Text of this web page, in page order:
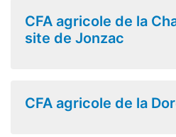
CFA agricole de la
site de Jonzac
CFA agricole de la